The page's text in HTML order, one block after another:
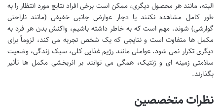
البته، مانند هر محصول دیگری، ممکن است برخی افراد نتایج مورد انتظار را به
طور کامل مشاهده نکنند یا دچار عوارض جانبی خفیفی (مانند ناراحتی
گوارشی) شوند. مهم است که به خاطر داشته باشیم، واکنش بدن هر فرد به
مکمل ها متفاوت است و نتایجی که یک شخص تجربه می کند، لزوماً برای
دیگری تکرار نمی شود. عواملی مانند رژیم غذایی کلی، سبک زندگی، وضعیت
سلامتی زمینه ای و ژنتیک، همگی می توانند بر اثربخشی مکمل ها تأثیر
بگذارند.
نظرات متخصصین